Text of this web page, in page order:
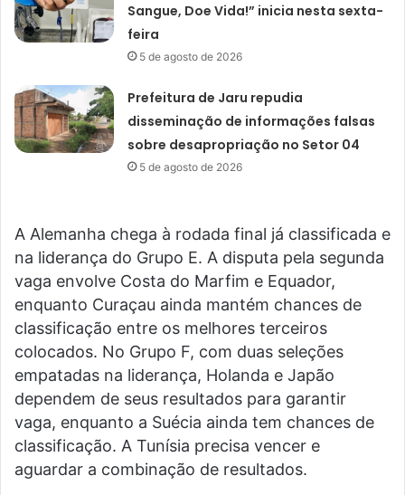
Sangue, Doe Vida!” inicia nesta sexta-
feira
5 de agosto de 2026
Prefeitura de Jaru repudia
disseminação de informações falsas
sobre desapropriação no Setor 04
5 de agosto de 2026
A Alemanha chega à rodada final já classificada e
na liderança do Grupo E. A disputa pela segunda
vaga envolve Costa do Marfim e Equador,
enquanto Curaçau ainda mantém chances de
classificação entre os melhores terceiros
colocados. No Grupo F, com duas seleções
empatadas na liderança, Holanda e Japão
dependem de seus resultados para garantir
vaga, enquanto a Suécia ainda tem chances de
classificação. A Tunísia precisa vencer e
aguardar a combinação de resultados.